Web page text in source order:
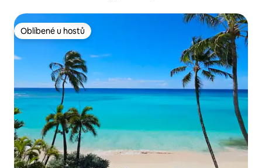
Oblíbené u hostů
Oblíbené u hostů